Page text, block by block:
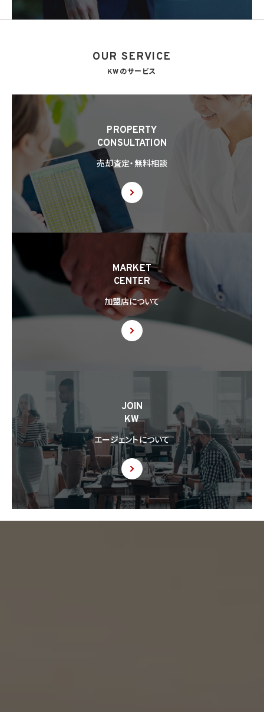
OUR SERVICE
KWのサービス
PROPERTY
CONSULTATION
売却査定・無料相談
MARKET
CENTER
加盟店について
JOIN
KW
エージェントについて